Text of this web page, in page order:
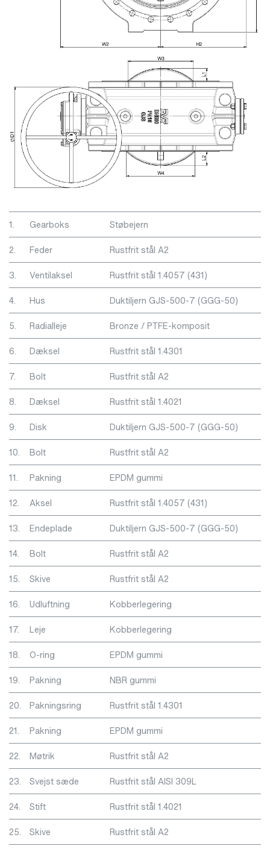
1. Gearboks
Støbejern
2.
Feder
Rustfrit stål A2
3.
Ventilaksel
Rustfrit stål 1.4057 (431)
4.
Hus
Duktiljern GJS-500-7 (GGG-50)
5.
Radialleje
Bronze / PTFE-komposit
6.
Dæksel
Rustfrit stål 1.4301
7.
Bolt
Rustfrit stål A2
8.
Dæksel
Rustfrit stål 1.4021
9.
Disk
Duktiljern GJS-500-7 (GGG-50)
10.
Bolt
Rustfrit stål A2
11.
Pakning
EPDM gummi
12.
Aksel
Rustfrit stål 1.4057 (431)
13.
Endeplade
Duktiljern GJS-500-7 (GGG-50)
14.
Bolt
Rustfrit stål A2
15.
Skive
Rustfrit stål A2
16.
Udluftning
Kobberlegering
17.
Leje
Kobberlegering
18.
O-ring
EPDM gummi
19.
Pakning
NBR gummi
20.
Pakningsring
Rustfrit stål 1.4301
21.
Pakning
EPDM gummi
22.
Møtrik
Rustfrit stål A2
23.
Svejst sæde
Rustfrit stål AISI 309L
24.
Stift
Rustfrit stål 1.4021
25.
Skive
Rustfrit stål A2